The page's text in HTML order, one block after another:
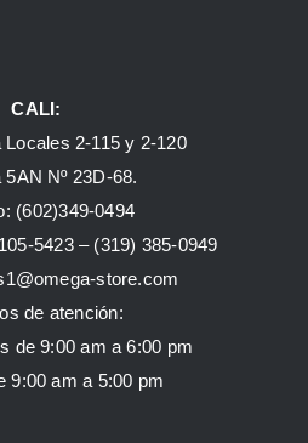
CALI:
2-115 y 2-120
5AN Nº 23D-68.
(602)349-0494
5423 – (319) 385-0949
store.com
de atención:
de 9:00 am a 6:00 pm
9:00 am a 5:00 pm